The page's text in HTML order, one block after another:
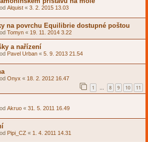
Alquist « 3. 2. 2015 13.03
na povrchu Equilibrie dostupné poštou
Tomyn « 19. 11. 2014 3.22
a nařízení
Pavel Urban « 5. 9. 2013 21.54
Onyx « 18. 2. 2012 16.47
1 … 8 9 10 11
Akruo « 31. 5. 2011 16.49
Pipi_CZ « 1. 4. 2011 14.31